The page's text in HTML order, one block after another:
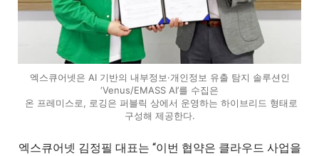
엑스큐어넷은 AI 기반의 내부정보·개인정보 유출 탐지 솔루션인
‘Venus/EMASS AI’를 수집은
온 프레미스로, 로깅은 퍼블릭 상에서 운영하는 하이브리드 형태로
구성해 제공한다.
엑스큐어넷 김정필 대표는 “이번 협약은 클라우드 사업을